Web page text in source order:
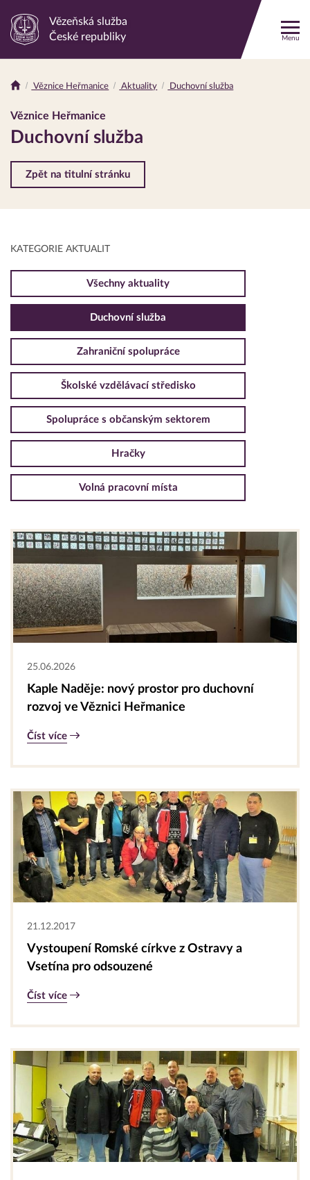
Odkaz
stránku
Vězeňská služba
České republiky
Menu
Drobečková
navigace
Věznice Heřmanice Aktuality Duchovní služba
Věznice Heřmanice
Duchovní služba
Zpět na titulní stránku
KATEGORIE AKTUALIT
Všechny aktuality
Duchovní služba
Zahraniční spolupráce
Školské vzdělávací středisko
Spolupráce s občanským sektorem
Hračky
Volná pracovní místa
25.06.2026
Kaple Naděje: nový prostor pro duchovní
rozvoj ve Věznici Heřmanice
Číst více
21.12.2017
Vystoupení Romské církve z Ostravy a
Vsetína pro odsouzené
Číst více